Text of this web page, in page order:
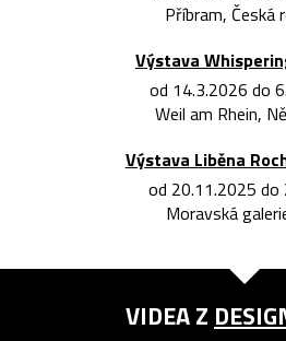
Příbram, Česká
Výstava
od 14.3.2026 do
Weil am Rhein,
Výstava Liběna
od 20.11.2025 do
Moravská
VIDEA Z